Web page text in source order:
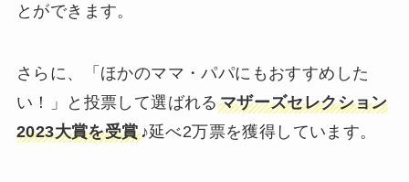
とができます。
さらに、「ほかのママ・パパにもおすすめした
い！」と投票して選ばれる マザーズセレクション
2023大賞を受賞♪延べ2万票を獲得しています。